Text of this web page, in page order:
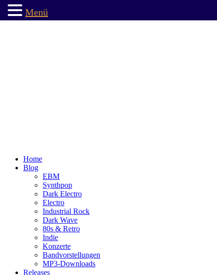
Home
Blog
EBM
Synthpop
Dark Electro
Electro
Industrial Rock
Dark Wave
80s & Retro
Indie
Konzerte
Bandvorstellungen
MP3-Downloads
Releases
Menü